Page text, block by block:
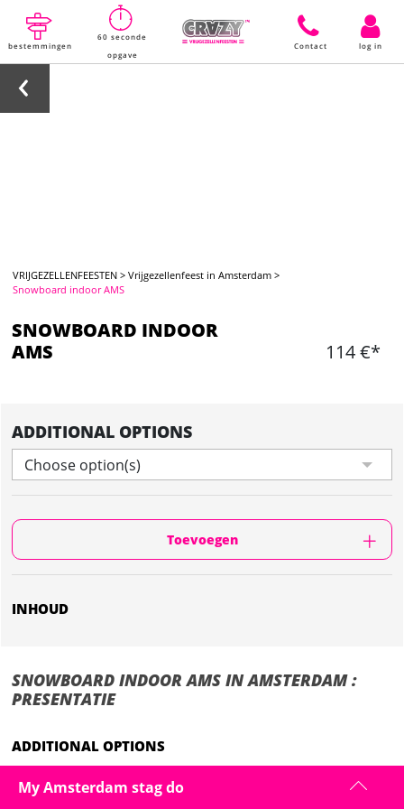
bestemmingen
60 seconde
opgave
Contact log in
VRIJGEZELLENFEESTEN >Vrijgezellenfeest in Amsterdam >
Snowboard indoor AMS
SNOWBOARD INDOOR
AMS
114 €*
ADDITIONAL OPTIONS
Choose option(s)
Toevoegen
INHOUD
SNOWBOARD INDOOR AMS IN AMSTERDAM :
PRESENTATIE
ADDITIONAL OPTIONS
My Amsterdam stag do